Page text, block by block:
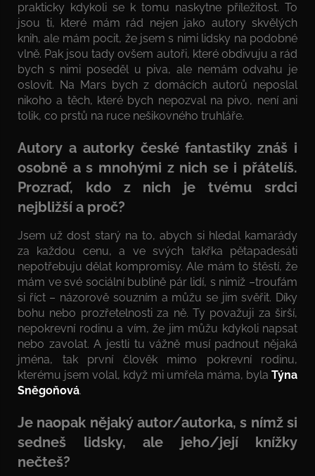
prakticky kdykoli se k tomu naskytne příležitost. To
jsou ti, které mám rád nejen jako autory skvělých
knih, ale mám pocit, že jsem s nimi lidsky na podobné
vlně. Pak jsou tady ovšem autoři, které obdivuju a rád
bych s nimi poseděl u piva, ale nemám odvahu je
oslovit. Na Mars bych z domácích autorů neposlal
nikoho a těch, které bych nepozval na pivo, není ani
tolik, co prstů na ruce nešikovného truhláře.
Autory a autorky české fantastiky znáš i
osobně a s mnohými z nich se i přátelíš.
Prozraď, kdo z nich je tvému srdci
nejbližší a proč?
Jsem už dost starý na to, abych si hledal kamarády
za každou cenu, a ve svých takřka pětapadesáti
nepotřebuju dělat kompromisy. Ale mám to štěstí, že
mám ve své sociální bublině pár lidí, s nimiž –troufám
si říct – názorově souzním a můžu se jim svěřit. Díky
bohu nebo prozřetelnosti za ně. Ty považuji za širší,
nepokrevní rodinu a vím, že jim můžu kdykoli napsat
nebo zavolat. A jestli tu vážně musí padnout nějaká
jména, tak první člověk mimo pokrevní rodinu,
kterému jsem volal, když mi umřela máma, byla Týna
Sněgoňová.
Je naopak nějaký autor/autorka, s nímž si
sedneš lidsky, ale jeho/její knížky
nečteš?